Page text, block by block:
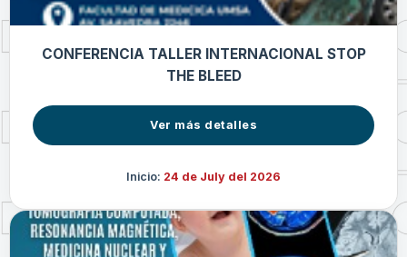
CONFERENCIA TALLER INTERNACIONAL STOP
THE BLEED
Ver más detalles
Inicio: 24 de July del 2026